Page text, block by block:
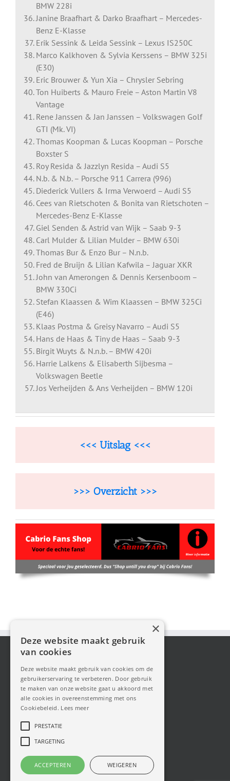
BMW 228i
Janine Braafhart & Darko Braafhart – Mercedes-
Benz E-Klasse
Erik Sessink & Leida Sessink – Lexus IS250C
Marco Kalkhoven & Sylvia Kerssens – BMW 325i
(E30)
Eric Brouwer & Yun Xia – Chrysler Sebring
Ton Huiberts & Mauro Freie – Aston Martin V8
Vantage
Rene Janssen & Jan Janssen – Volkswagen Golf
GTI (Mk. VI)
Thomas Koopman & Lucas Koopman – Porsche
Boxster S
Roy Resida & Jazzlyn Resida – Audi S5
N.b. & N.b. – Porsche 911 Carrera (996)
Diederick Vullers & Irma Verwoerd – Audi S5
Cees van Rietschoten & Bonita van Rietschoten –
Mercedes-Benz E-Klasse
Giel Senden & Astrid van Wijk – Saab 9-3
Carl Mulder & Lilian Mulder – BMW 630i
Thomas Bur & Enzo Bur – N.n.b.
Fred de Bruijn & Lilian Kafwila – Jaguar XKR
John van Amerongen & Dennis Kersenboom –
BMW 330Ci
Stefan Klaassen & Wim Klaassen – BMW 325Ci
(E46)
Klaas Postma & Greisy Navarro – Audi S5
Hans de Haas & Tiny de Haas – Saab 9-3
Birgit Wuyts & N.n.b. – BMW 420i
Harrie Lalkens & Elisaberth Sijbesma –
Volkswagen Beetle
Jos Verheijden & Ans Verheijden – BMW 120i
<<< Uitslag <<<
>>> Overzicht >>>
Deze website maakt gebruik
van cookies
Deze website maakt gebruik van cookies om de
gebruikerservaring te verbeteren. Door gebruik
te maken van onze website gaat u akkoord met
alle cookies in overeenstemming met ons
Cookiebeleid. Lees meer
PRESTATIE
TARGETING
ACCEPTEREN WEIGEREN
×